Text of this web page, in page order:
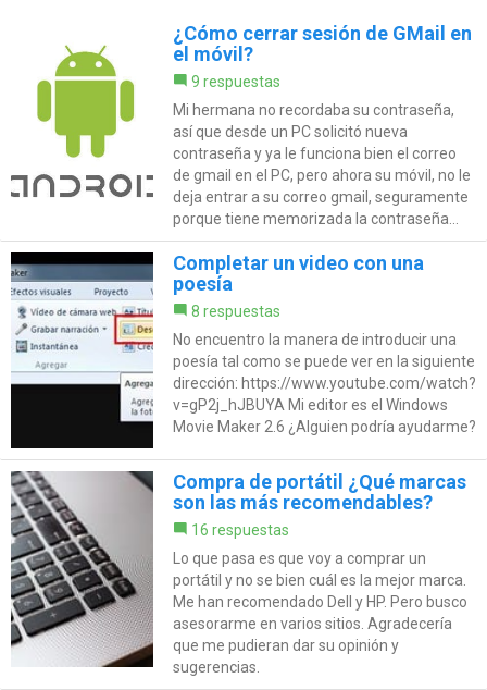
¿Cómo cerrar sesión de GMail en
el móvil?
9 respuestas
Mi hermana no recordaba su contraseña,
así que desde un PC solicitó nueva
contraseña y ya le funciona bien el correo
de gmail en el PC, pero ahora su móvil, no le
deja entrar a su correo gmail, seguramente
porque tiene memorizada la contraseña...
Completar un video con una
poesía
8 respuestas
No encuentro la manera de introducir una
poesía tal como se puede ver en la siguiente
dirección: https://www.youtube.com/watch?
v=gP2j_hJBUYA Mi editor es el Windows
Movie Maker 2.6 ¿Alguien podría ayudarme?
Compra de portátil ¿Qué marcas
son las más recomendables?
16 respuestas
Lo que pasa es que voy a comprar un
portátil y no se bien cuál es la mejor marca.
Me han recomendado Dell y HP. Pero busco
asesorarme en varios sitios. Agradecería
que me pudieran dar su opinión y
sugerencias.